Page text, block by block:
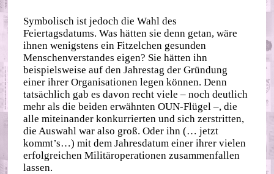
Symbolisch ist jedoch die Wahl des
Feiertagsdatums. Was hätten sie denn getan, wäre
ihnen wenigstens ein Fitzelchen gesunden
Menschenverstandes eigen? Sie hätten ihn
beispielsweise auf den Jahrestag der Gründung
einer ihrer Organisationen legen können. Denn
tatsächlich gab es davon recht viele – noch deutlich
mehr als die beiden erwähnten OUN-Flügel –, die
alle miteinander konkurrierten und sich zerstritten,
die Auswahl war also groß. Oder ihn (… jetzt
kommt’s…) mit dem Jahresdatum einer ihrer vielen
erfolgreichen Militäroperationen zusammenfallen
lassen.